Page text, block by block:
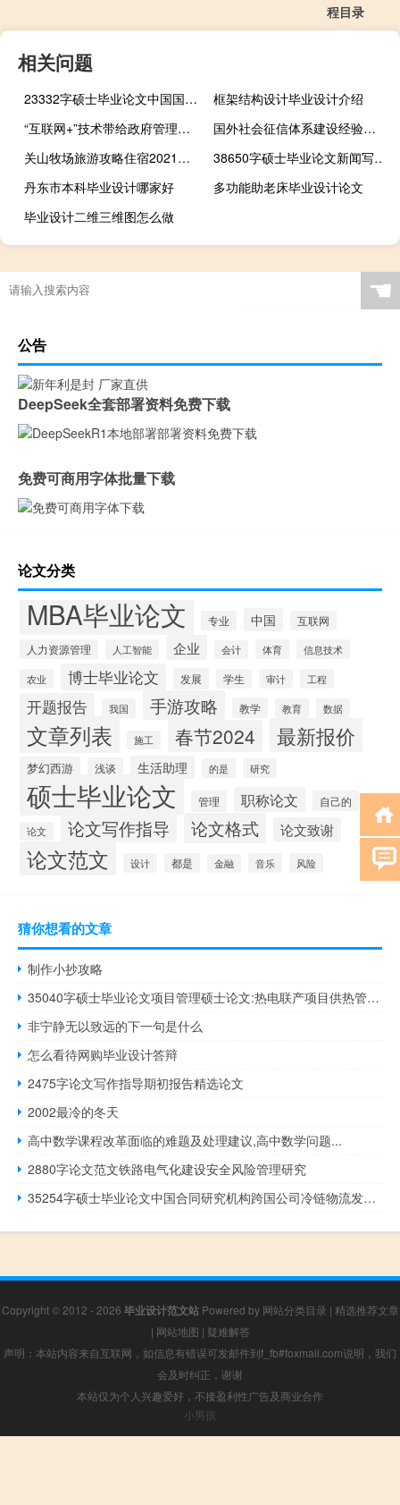
程目录
相关问题
23332字硕士毕业论文中国国际水路运输资源开发评价
框架结构设计毕业设计介绍
“互联网+”技术带给政府管理工作的挑战,互联网对政府管理有什么影响？
国外社会征信体系建设经验与启示,如何加强征信体系建设
关山牧场旅游攻略住宿2021（关山牧场旅游攻略）
38650字硕士毕业论文新闻写作中叙事时间与叙事时间间隔的对比分析
丹东市本科毕业设计哪家好
多功能助老床毕业设计论文
毕业设计二维三维图怎么做
☚
公告
DeepSeek全套部署资料免费下载
免费可商用字体批量下载
论文分类
MBA毕业论文 专业 中国
互联网
人力资源管理
人工智能 企业 会计 体育 信息技术
农业 博士毕业论文 发展 学生 审计 工程
开题报告 我国 手游攻略 教学 教育 数据
文章列表 施工 春节2024 最新报价
梦幻西游 浅谈 生活助理 的是 研究
硕士毕业论文 管理 职称论文 自己的
论文 论文写作指导 论文格式 论文致谢
论文范文 设计 都是 金融 音乐 风险
猜你想看的文章
制作小抄攻略
35040字硕士毕业论文项目管理硕士论文:热电联产项目供热管网项目后评价
非宁静无以致远的下一句是什么
怎么看待网购毕业设计答辩
2475字论文写作指导期初报告精选论文
2002最冷的冬天
高中数学课程改革面临的难题及处理建议,高中数学问题...
2880字论文范文铁路电气化建设安全风险管理研究
35254字硕士毕业论文中国合同研究机构跨国公司冷链物流发展战略研究
Copyright © 2012 - 2026 毕业设计范文站Powered by 网站分类目录 | 精选推荐文章
| 网站地图 | 疑难解答
声明：本站内容来自互联网，如信息有错误可发邮件到f_fb#foxmail.com说明，我们
会及时纠正，谢谢
本站仅为个人兴趣爱好，不接盈利性广告及商业合作
小男孩